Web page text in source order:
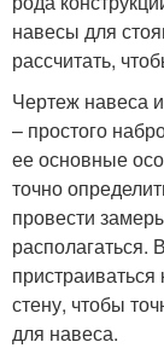
навесы для
рассчитать,
Чертеж навеса
– простого
ее основные
точно
провести
располагаться.
стену, чтобы
для навеса.